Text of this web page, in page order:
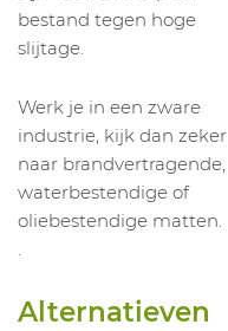
bestand tegen hoge
slijtage.
Werk je in een zware
industrie, kijk dan zeker
naar brandvertragende,
waterbestendige of
oliebestendige matten.
Alternatieven